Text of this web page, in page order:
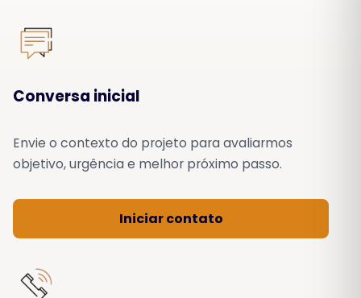
Conversa inicial
Envie o contexto do projeto para avaliarmos
objetivo, urgência e melhor próximo passo.
Iniciar contato